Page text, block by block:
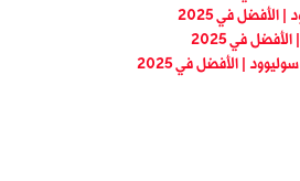
الأفضل في 2025
في 2025
| الأفضل في 2025